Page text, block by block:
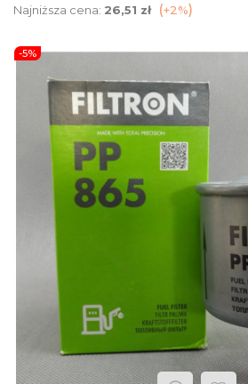
podstawowa
Najniższa cena: 26,51 zł +2%
-5%